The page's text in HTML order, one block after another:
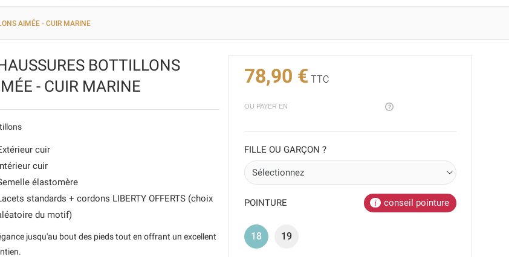
AIMÉE - CUIR MARINE
BOTTILLONS
- CUIR MARINE
cuir
cuir
élastomère
standards + cordons LIBERTY OFFERTS (choix
du motif)
jusqu'au bout des pieds tout en offrant un excellent
78,90 € TTC
OU PAYER EN
FILLE OU GARÇON ?
POINTURE conseil pointure
18 19